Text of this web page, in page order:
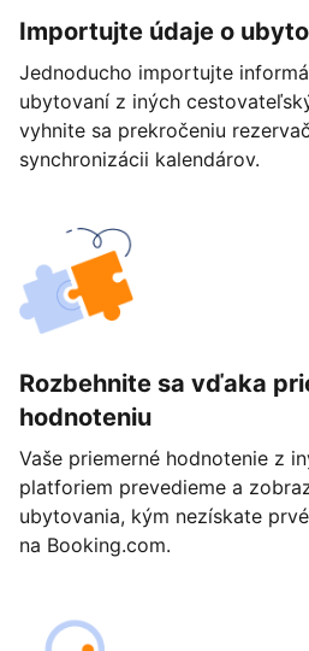
Importujte údaje o
Jednoducho importujte
ubytovaní z iných
vyhnite sa prekročeniu
synchronizácii kalendárov.
Rozbehnite sa vďaka
hodnoteniu
Vaše priemerné hodnotenie z
platforiem prevedieme a
ubytovania, kým nezískate
na Booking.com.